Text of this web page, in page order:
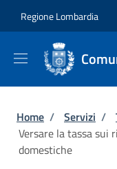
Regione Lombardia
Briciole di
Home / Servizi /
Versare la tassa sui
domestiche